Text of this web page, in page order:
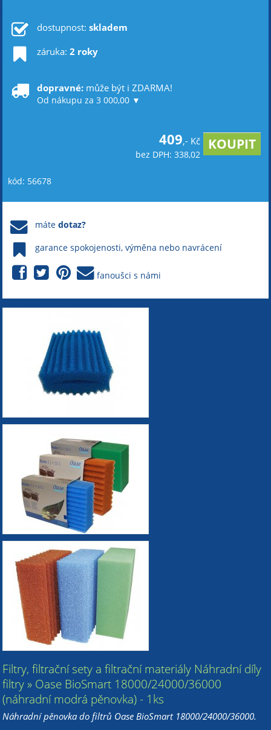
dostupnost: skladem
záruka: 2 roky
dopravné: může být i ZDARMA!
Od nákupu za 3 000,00 ▼
409,- Kč
bez DPH: 338,02
kód: 56678
mátedotaz?
garance spokojenosti, výměna nebo navrácení
fanoušci s námi
Filtry, filtrační sety a filtrační materiály Náhradní díly
filtry » Oase BioSmart 18000/24000/36000
(náhradní modrá pěnovka) - 1ks
Náhradní pěnovka do filtrů Oase BioSmart 18000/24000/36000.